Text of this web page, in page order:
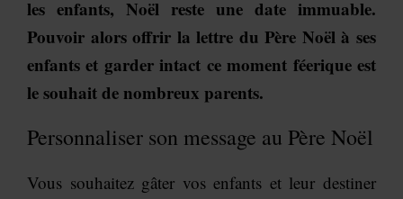
les enfants, Noël reste une date immuable.
Pouvoir alors offrir la lettre du Père Noël à ses
enfants et garder intact ce moment féerique est
le souhait de nombreux parents.
Personnaliser son message au Père Noël
Vous souhaitez gâter vos enfants et leur destiner